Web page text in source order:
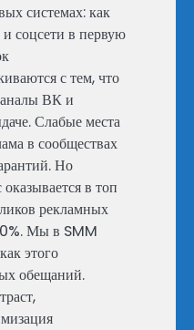
системах: как
соцсети в первую
с тем, что
ВК и
Слабые места
в сообществах
Но
в топ
рекламных
Мы в SMM
этого
обещаний.